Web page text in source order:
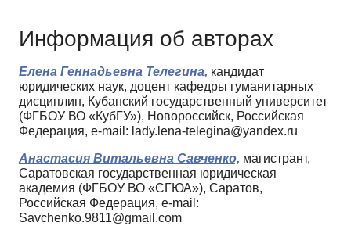
Информация об авторах
Елена Геннадьевна Телегина, кандидат
юридических наук, доцент кафедры гуманитарных
дисциплин, Кубанский государственный университет
(ФГБОУ ВО «КубГУ»), Новороссийск, Российская
Федерация, e-mail: lady.lena-telegina@yandex.ru
Анастасия Витальевна Савченко, магистрант,
Саратовская государственная юридическая
академия (ФГБОУ ВО «СГЮА»), Саратов,
Российская Федерация, e-mail:
Savchenko.9811@gmail.com